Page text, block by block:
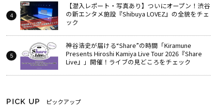
【潜入レポート・写真あり】ついにオープン！渋谷
の新エンタメ施設『Shibuya LOVEZ』の全貌をチェ
ック
神谷浩史が届ける“Share”の時間――「Kiramune
Presents Hiroshi Kamiya Live Tour 2026『Share
Live』」開催！ライブの見どころをチェック
PICK UP ピックアップ